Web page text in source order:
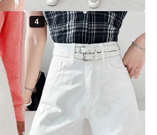
30% 27,900원 39,900원
4